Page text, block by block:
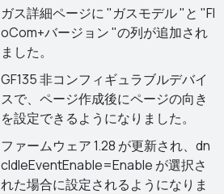
ガス詳細ページに "ガスモデル "と "Fl
oCom+バージョン "の列が追加され
ました。
GF135 非コンフィギュラブルデバイ
スで、ページ作成後にページの向き
を設定できるようになりました。
ファームウェア 1.28 が更新され、dn
cIdleEventEnable=Enable が選択さ
れた場合に設定されるようになりま